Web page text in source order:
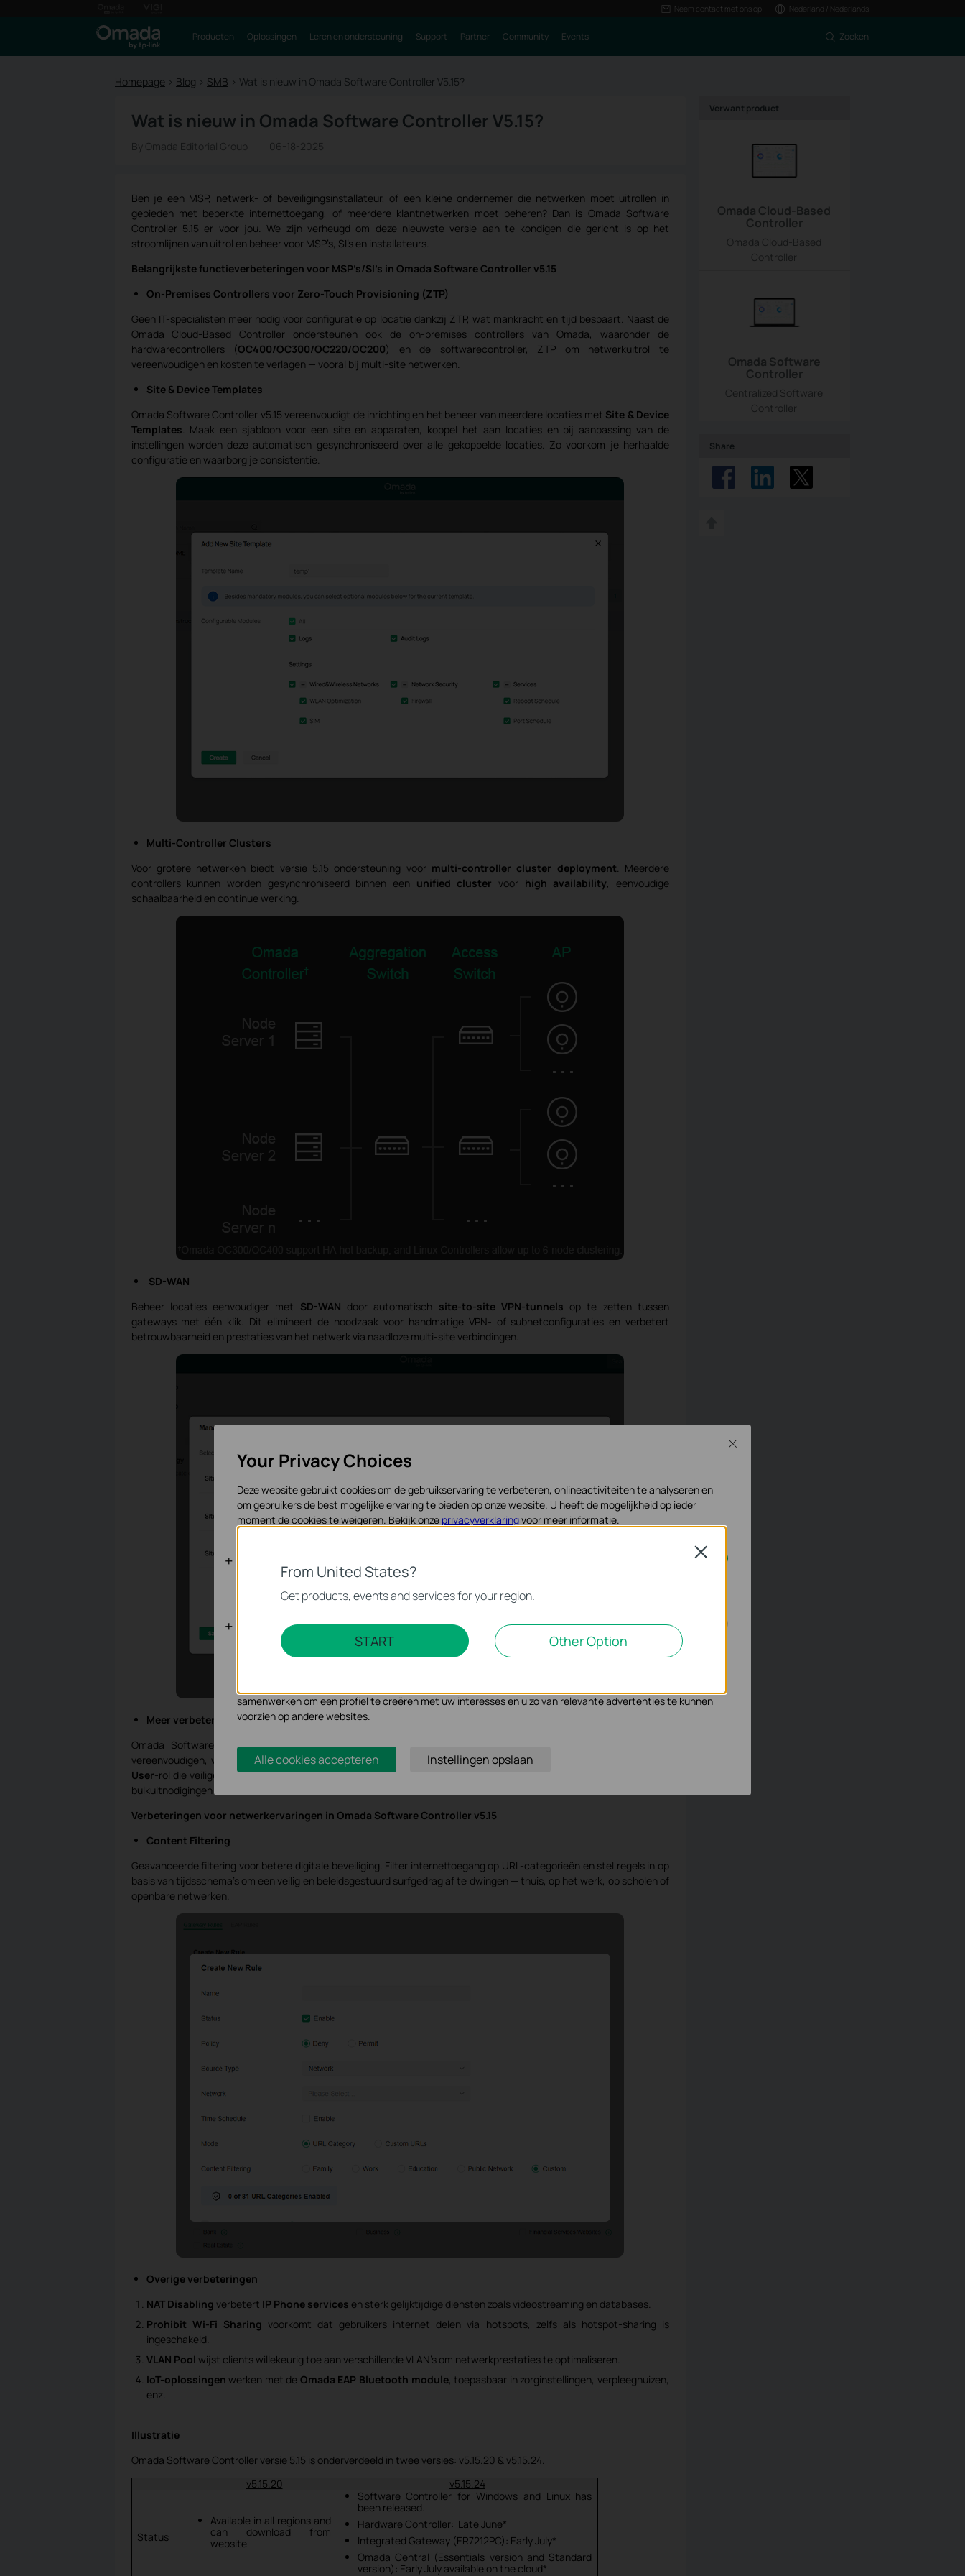
Neem contact met ons op Nederland / Nederlands
Producten Oplossingen Leren en ondersteuning Support Partner Community Events Zoeken
Homepage > Blog > SMB > Wat is nieuw in Omada Software Controller V5.15?
Verwant product
Omada Cloud-Based
Controller
Omada Cloud-Based
Controller
Omada Software
Controller
Centralized Software
Controller
Share
Wat is nieuw in Omada Software Controller V5.15?
By Omada Editorial Group 06-18-2025
Ben je een MSP, netwerk- of beveiligingsinstallateur, of een kleine ondernemer die netwerken moet uitrollen in
gebieden met beperkte internettoegang, of meerdere klantnetwerken moet beheren? Dan is Omada Software
Controller 5.15 er voor jou. We zijn verheugd om deze nieuwste versie aan te kondigen die gericht is op het
stroomlijnen van uitrol en beheer voor MSP’s, SI’s en installateurs.
Belangrijkste functieverbeteringen voor MSP’s/SI’s in Omada Software Controller v5.15
On-Premises Controllers voor Zero-Touch Provisioning (ZTP)
Geen IT-specialisten meer nodig voor configuratie op locatie dankzij ZTP, wat mankracht en tijd bespaart. Naast de
Omada Cloud-Based Controller ondersteunen ook de on-premises controllers van Omada, waaronder de
hardwarecontrollers (OC400/OC300/OC220/OC200) en de softwarecontroller, ZTP om netwerkuitrol te
vereenvoudigen en kosten te verlagen — vooral bij multi-site netwerken.
Site & Device Templates
Omada Software Controller v5.15 vereenvoudigt de inrichting en het beheer van meerdere locaties met Site & Device
Templates . Maak een sjabloon voor een site en apparaten, koppel het aan locaties en bij aanpassing van de
instellingen worden deze automatisch gesynchroniseerd over alle gekoppelde locaties. Zo voorkom je herhaalde
configuratie en waarborg je consistentie.
Multi-Controller Clusters
Voor grotere netwerken biedt versie 5.15 ondersteuning voor multi-controller cluster deployment . Meerdere
controllers kunnen worden gesynchroniseerd binnen een unified cluster voor high availability , eenvoudige
schaalbaarheid en continue werking.
SD-WAN
Beheer locaties eenvoudiger met SD-WAN door automatisch site-to-site VPN-tunnels op te zetten tussen
gateways met één klik. Dit elimineert de noodzaak voor handmatige VPN- of subnetconfiguraties en verbetert
betrouwbaarheid en prestaties van het netwerk via naadloze multi-site verbindingen.
Meer verbeteringen voor MSP's/SI's
Omada Software Controller v5.15 biedt daarnaast een reeks waardevolle verbeteringen om het beheer te
vereenvoudigen, waaronder de nieuweSuper Admin -rol voor gecentraliseerd wereldwijd beheer, een
User-rol die veilige toegang met een tijdslimiet mogelijk maakt, en vereenvoudigd beheer van meerdere locaties via
bulkuitnodigingen in het
Verbeteringen voor netwerkervaringen in Omada Software Controller v5.15
Content Filtering
Geavanceerde filtering voor betere digitale beveiliging. Filter internettoegang op URL-categorieën en stel regels in op
basis van tijdsschema’s om een veilig en beleidsgestuurd surfgedrag af te dwingen — thuis, op het werk, op scholen of
openbare netwerken.
Overige verbeteringen
NAT Disabling verbetert IP Phone services en sterk gelijktijdige diensten zoals videostreaming en databases.
Prohibit Wi-Fi Sharing voorkomt dat gebruikers internet delen via hotspots, zelfs als hotspot-sharing is
ingeschakeld.
VLAN Pool wijst clients willekeurig toe aan verschillende VLAN’s om netwerkprestaties te optimaliseren.
IoT-oplossingen werken met de Omada EAP Bluetooth module, toepasbaar in zorginstellingen, verpleeghuizen,
enz.
Illustratie
Omada Software Controller versie 5.15 is onderverdeeld in twee versies: v5.15.20 & v5.15.24.
v5.15.20
v5.15.24
Status
Available in all regions and
can download from
website
Software Controller for Windows and Linux has
been released.
Hardware Controller: Late June*
Integrated Gateway (ER7212PC): Early July*
Omada Central (Essentials version and Standard
version): Early July available on the cloud*
From United States?
Get products, events and services for your region.
START Other Option
Close
Your Privacy Choices
Deze website gebruikt cookies om de gebruikservaring te verbeteren, onlineactiviteiten te analyseren en
om gebruikers de best mogelijke ervaring te bieden op onze website. U heeft de mogelijkheid op ieder
moment de cookies te weigeren. Bekijk onze privacyverklaringvoor meer informatie.
Analyse en Marketing Cookies
Cookies voor analyse geven ons de mogelijkheid uw activiteiten op onze website te volgen en zo de
samenwerken om een profiel te creëren met uw interesses en u zo van relevante advertenties te kunnen
voorzien op andere websites.
Alle cookies accepteren Instellingen opslaan
Close